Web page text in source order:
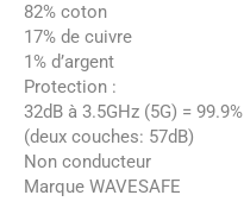
82% coton
17% de cuivre
1% d’argent
Protection :
32dB à 3.5GHz (5G) = 99.9%
(deux couches: 57dB)
Non conducteur
Marque WAVESAFE